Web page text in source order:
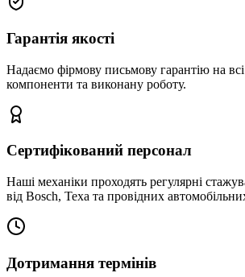
Гарантія якості
Надаємо фірмову письмову гарантію на всі
компоненти та виконану роботу.
Сертифікований персонал
Наші механіки проходять регулярні
від Bosch, Texa та провідних
Дотримання термінів